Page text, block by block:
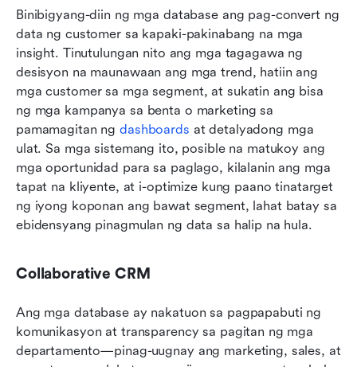
Binibigyang-diin ng mga database ang pag-convert ng
data ng customer sa kapaki-pakinabang na mga
insight. Tinutulungan nito ang mga tagagawa ng
desisyon na maunawaan ang mga trend, hatiin ang
mga customer sa mga segment, at sukatin ang bisa
ng mga kampanya sa benta o marketing sa
pamamagitan ng dashboards at detalyadong mga
ulat. Sa mga sistemang ito, posible na matukoy ang
mga oportunidad para sa paglago, kilalanin ang mga
tapat na kliyente, at i-optimize kung paano tinatarget
ng iyong koponan ang bawat segment, lahat batay sa
ebidensyang pinagmulan ng data sa halip na hula.
Collaborative CRM
Ang mga database ay nakatuon sa pagpapabuti ng
komunikasyon at transparency sa pagitan ng mga
departamento—pinag-uugnay ang marketing, sales, at